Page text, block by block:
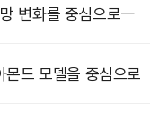
변화를 중심으로ㅡ
드 모델을 중심으로